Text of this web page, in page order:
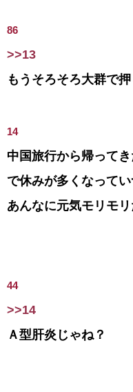
86
>>13
もうそろそろ大群で
14
中国旅行から帰って
で休みが多くなって
あんなに元気モリモ
44
>>14
Ａ型肝炎じゃね？